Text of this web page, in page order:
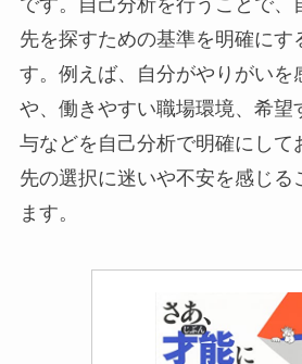
です。自己分析を行うことで、
先を探すための基準を明確にす
す。例えば、自分がやりがいを
や、働きやすい職場環境、希望
与などを自己分析で明確にして
先の選択に迷いや不安を感じる
ます。